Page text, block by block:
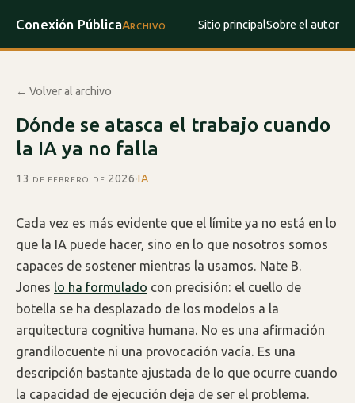
Conexión PúblicaArchivo Sitio principalSobre el autor
← Volver al archivo
Dónde se atasca el trabajo cuando
la IA ya no falla
13 de febrero de 2026·IA
Cada vez es más evidente que el límite ya no está en lo
que la IA puede hacer, sino en lo que nosotros somos
capaces de sostener mientras la usamos. Nate B.
Jones lo ha formulado con precisión: el cuello de
botella se ha desplazado de los modelos a la
arquitectura cognitiva humana. No es una afirmación
grandilocuente ni una provocación vacía. Es una
descripción bastante ajustada de lo que ocurre cuando
la capacidad de ejecución deja de ser el problema.